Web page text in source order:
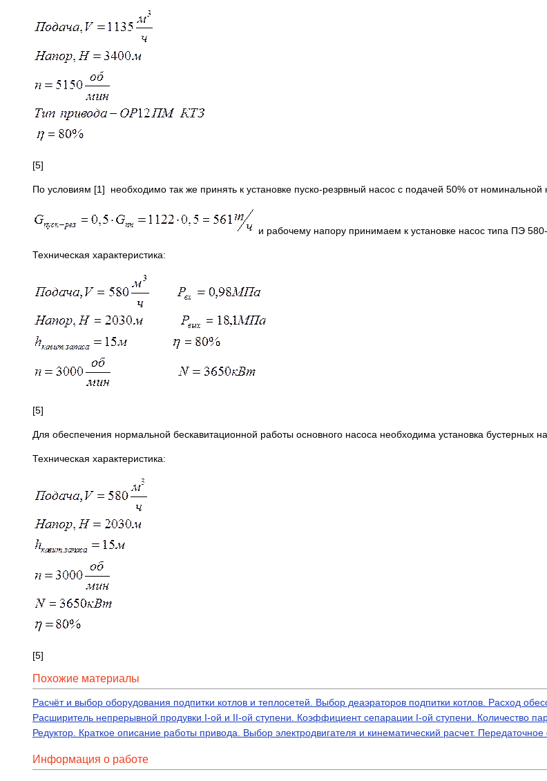
[5]
По условиям [1] необходимо так же принять к установке пуско-резрвный насос с подачей 50% от номинальной
и рабочему напору принимаем к установке насос типа ПЭ 580-
Техническая характеристика:
[5]
Для обеспечения нормальной бескавитационной работы основного насоса необходима установка бустерных
Техническая характеристика:
[5]
Похожие материалы
Расчёт и выбор оборудования подпитки котлов и теплосетей. Выбор деаэраторов подпитки котлов. Расход
Расширитель непрерывной продувки I-ой и II-ой ступени. Коэффициент сепарации I-ой ступени. Количество
Редуктор. Краткое описание работы привода. Выбор электродвигателя и кинематический расчет.
Информация о работе